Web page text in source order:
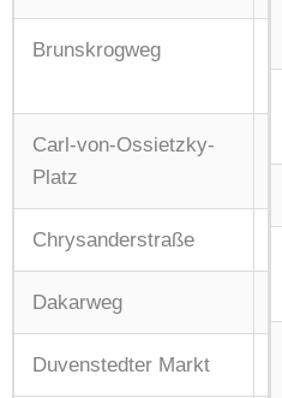
Brunskrogweg
Carl-von-Ossietzky-
Platz
Chrysanderstraße
Dakarweg
Duvenstedter Markt